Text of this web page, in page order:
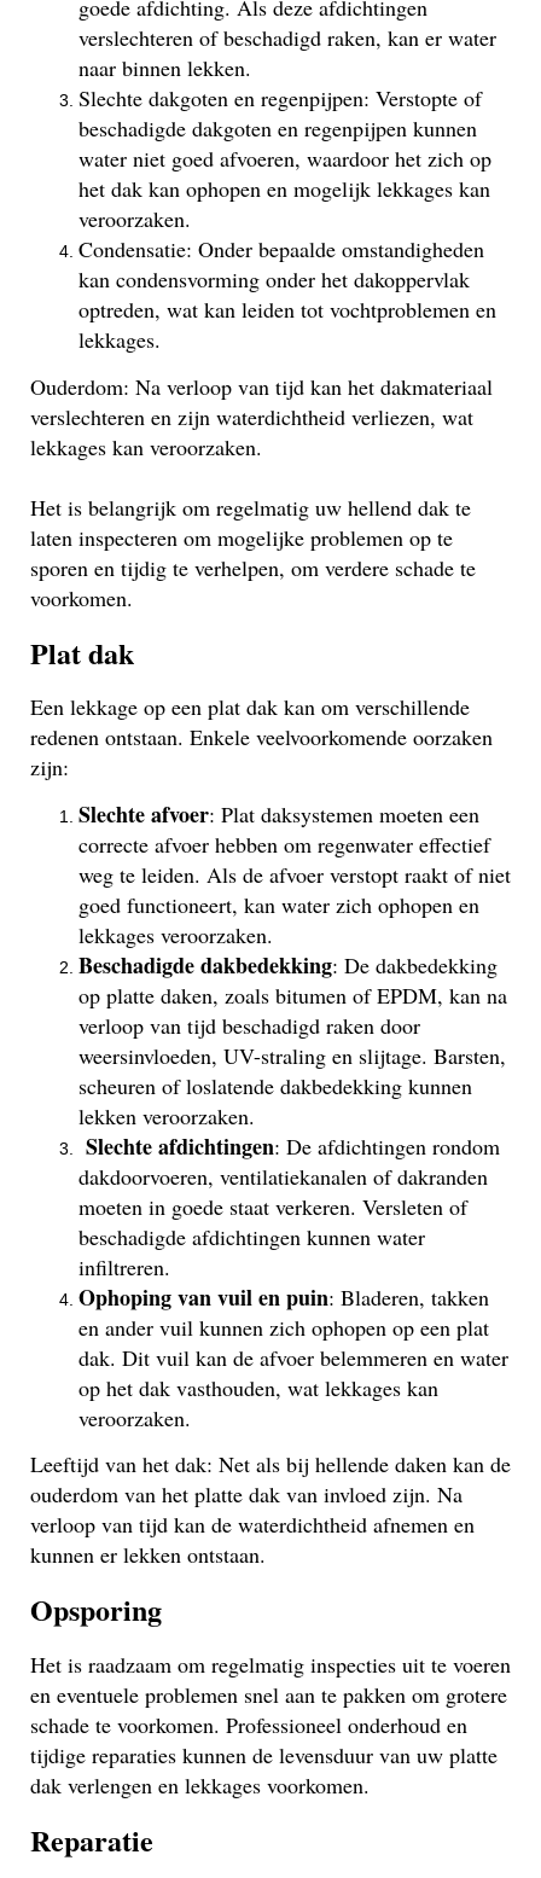
goede afdichting. Als deze afdichtingen
verslechteren of beschadigd raken, kan er water
naar binnen lekken.
Slechte dakgoten en regenpijpen: Verstopte of
beschadigde dakgoten en regenpijpen kunnen
water niet goed afvoeren, waardoor het zich op
het dak kan ophopen en mogelijk lekkages kan
veroorzaken.
Condensatie: Onder bepaalde omstandigheden
kan condensvorming onder het dakoppervlak
optreden, wat kan leiden tot vochtproblemen en
lekkages.
Ouderdom: Na verloop van tijd kan het dakmateriaal
verslechteren en zijn waterdichtheid verliezen, wat
lekkages kan veroorzaken.
Het is belangrijk om regelmatig uw hellend dak te
laten inspecteren om mogelijke problemen op te
sporen en tijdig te verhelpen, om verdere schade te
voorkomen.
Plat dak
Een lekkage op een plat dak kan om verschillende
redenen ontstaan. Enkele veelvoorkomende oorzaken
zijn:
Slechte afvoer: Plat daksystemen moeten een
correcte afvoer hebben om regenwater effectief
weg te leiden. Als de afvoer verstopt raakt of niet
goed functioneert, kan water zich ophopen en
lekkages veroorzaken.
Beschadigde dakbedekking: De dakbedekking
op platte daken, zoals bitumen of EPDM, kan na
verloop van tijd beschadigd raken door
weersinvloeden, UV-straling en slijtage. Barsten,
scheuren of loslatende dakbedekking kunnen
lekken veroorzaken.
Slechte afdichtingen: De afdichtingen rondom
dakdoorvoeren, ventilatiekanalen of dakranden
moeten in goede staat verkeren. Versleten of
beschadigde afdichtingen kunnen water
infiltreren.
Ophoping van vuil en puin: Bladeren, takken
en ander vuil kunnen zich ophopen op een plat
dak. Dit vuil kan de afvoer belemmeren en water
op het dak vasthouden, wat lekkages kan
veroorzaken.
Leeftijd van het dak: Net als bij hellende daken kan de
ouderdom van het platte dak van invloed zijn. Na
verloop van tijd kan de waterdichtheid afnemen en
kunnen er lekken ontstaan.
Opsporing
Het is raadzaam om regelmatig inspecties uit te voeren
en eventuele problemen snel aan te pakken om grotere
schade te voorkomen. Professioneel onderhoud en
tijdige reparaties kunnen de levensduur van uw platte
dak verlengen en lekkages voorkomen.
Reparatie